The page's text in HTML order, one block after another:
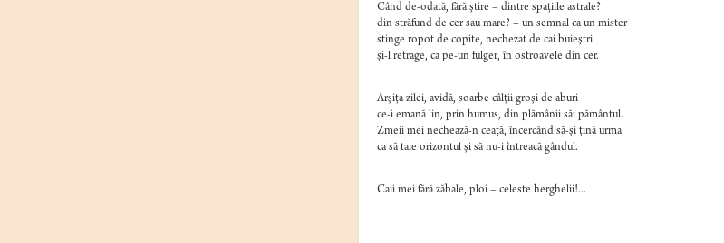
Când de-odată, fără ştire – dintre spaţiile astrale?
din străfund de cer sau mare? – un semnal ca un mister
stinge ropot de copite, nechezat de cai buieştri
şi-l retrage, ca pe-un fulger, în ostroavele din cer.
Arşiţa zilei, avidă, soarbe câlţii groşi de aburi
ce-i emană lin, prin humus, din plămânii săi pământul.
Zmeii mei nechează-n ceaţă, încercând să-şi ţină urma
ca să taie orizontul şi să nu-i întreacă gândul.
Caii mei fără zăbale, ploi – celeste herghelii!...